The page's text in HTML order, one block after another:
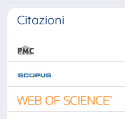
Citazioni